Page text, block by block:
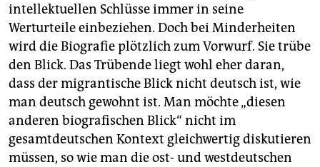
intellektuellen Schlüsse immer in seine
Werturteile einbeziehen. Doch bei Minderheiten
wird die Biografie plötzlich zum Vorwurf. Sie trübe
den Blick. Das Trübende liegt wohl eher daran,
dass der migrantische Blick nicht deutsch ist, wie
man deutsch gewohnt ist. Man möchte „diesen
anderen biografischen Blick“ nicht im
gesamtdeutschen Kontext gleichwertig diskutieren
müssen, so wie man die ost- und westdeutschen